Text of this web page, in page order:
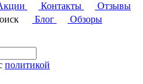
Контакты
Отзывы
Блог
Обзоры
политикой